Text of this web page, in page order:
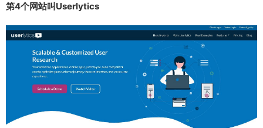
第4个网站叫Userlytics